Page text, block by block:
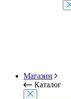
Магазин
Каталог